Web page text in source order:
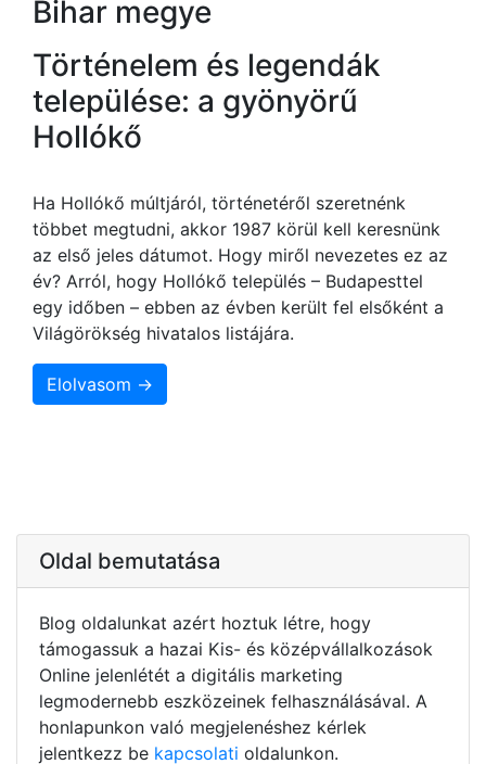
Bihar megye
Történelem és legendák
települése: a gyönyörű
Hollókő
Ha Hollókő múltjáról, történetéről szeretnénk
többet megtudni, akkor 1987 körül kell keresnünk
az első jeles dátumot. Hogy miről nevezetes ez az
év? Arról, hogy Hollókő település – Budapesttel
egy időben – ebben az évben került fel elsőként a
Világörökség hivatalos listájára.
Elolvasom →
Oldal bemutatása
Blog oldalunkat azért hoztuk létre, hogy
támogassuk a hazai Kis- és középvállalkozások
Online jelenlétét a digitális marketing
legmodernebb eszközeinek felhasználásával. A
honlapunkon való megjelenéshez kérlek
jelentkezz be kapcsolati oldalunkon.